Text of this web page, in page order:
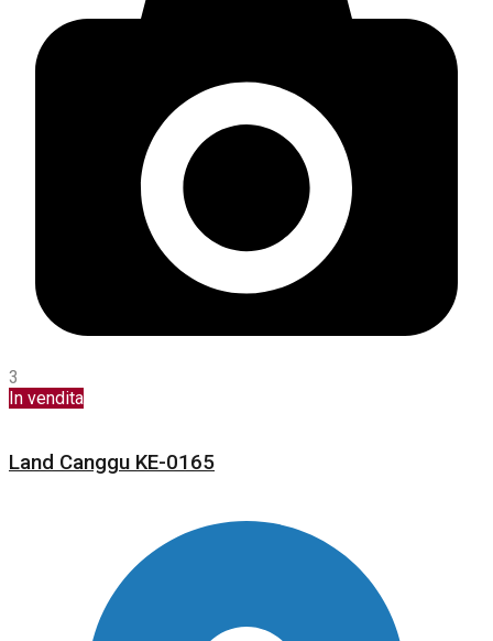
3
In vendita
Land Canggu KE-0165